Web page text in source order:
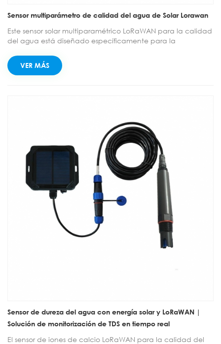
Sensor multiparámetro de calidad del agua de Solar Lorawan
Este sensor solar multiparamétrico LoRaWAN para la calidad
del agua está diseñado específicamente para la
equipado con módulos solares eficientes y no requiere el
reemplazo frecuente de la batería, lo que garantiza una
solucionando así los problemas de cableado complejo y el
costoso mantenimiento de los dispositivos cableados
tradicionales. Se puede utilizar para monitorizar agua
circulante industrial, agua potable municipal, aguas
superficiales y agua de riego agrícola, proporcionando
datos continuos y automáticos en cualquier condición
climática.
VER MÁS
Sensor de dureza del agua con energía solar y LoRaWAN |
Solución de monitorización de TDS en tiempo real
El sensor de iones de calcio LoRaWAN para la calidad del